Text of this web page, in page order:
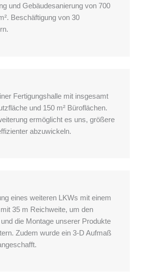
und Gebäudesanierung von 700
Beschäftigung von 30
Fertigungshalle mit insgesamt
und 150 m² Büroflächen.
ermöglicht es uns, größere
abzuwickeln.
eines weiteren LKWs mit einem
mit 35 m Reichweite, um den
die Montage unserer Produkte
Zudem wurde ein 3-D Aufmaß